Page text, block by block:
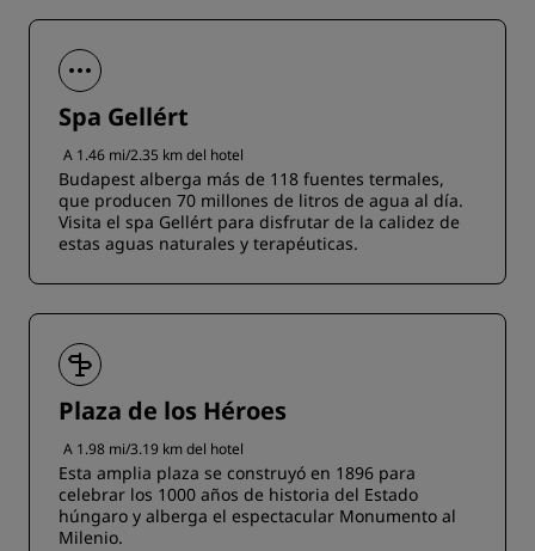
Spa Gellért
A 1.46 mi/2.35 km del hotel
Budapest alberga más de 118 fuentes termales,
que producen 70 millones de litros de agua al día.
Visita el spa Gellért para disfrutar de la calidez de
estas aguas naturales y terapéuticas.
Plaza de los Héroes
A 1.98 mi/3.19 km del hotel
Esta amplia plaza se construyó en 1896 para
celebrar los 1000 años de historia del Estado
húngaro y alberga el espectacular Monumento al
Milenio.